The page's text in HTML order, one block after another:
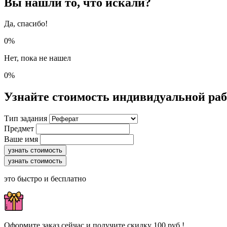
Да, спасибо!
0%
Нет, пока не нашел
0%
Узнайте стоимость индивидуальной
Тип задания
Предмет
Ваше имя
узнать стоимость
узнать стоимость
это быстро и бесплатно